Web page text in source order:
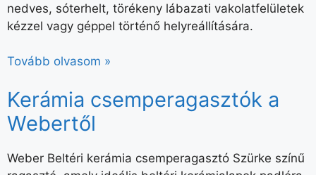
nedves, sóterhelt, törékeny lábazati vakolatfelületek
kézzel vagy géppel történő helyreállítására.
Tovább olvasom »
Kerámia csemperagasztók a
Webertől
Weber Beltéri kerámia csemperagasztó Szürke színű